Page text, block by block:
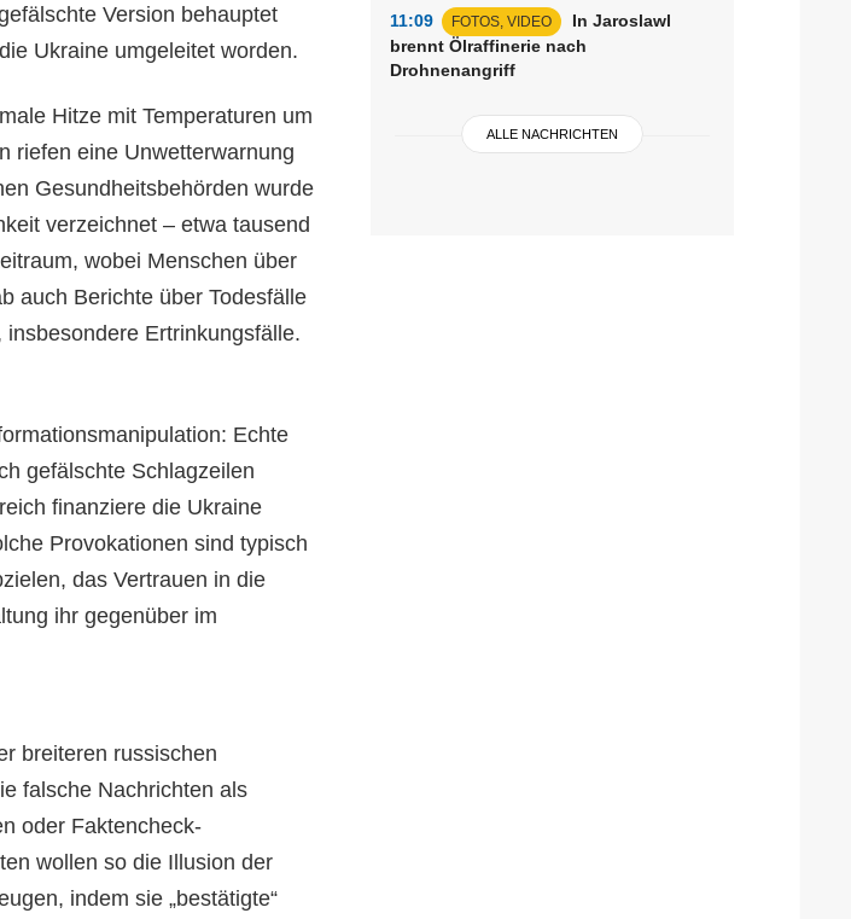
11:09 FOTOS, VIDEO
In Jaroslawl
brennt Ölraffinerie nach
Drohnenangriff
ALLE NACHRICHTEN
Version behauptet
Ukraine umgeleitet worden.
Hitze mit Temperaturen um
riefen eine Unwetterwarnung
Gesundheitsbehörden wurde
verzeichnet – etwa tausend
wobei Menschen über
auch Berichte über Todesfälle
Ertrinkungsfälle.
Echte
gefälschte Schlagzeilen
finanziere die Ukraine
Provokationen sind typisch
das Vertrauen in die
ihr gegenüber im
breiteren russischen
falsche Nachrichten als
oder Faktencheck-
wollen so die Illusion der
indem sie „bestätigte“